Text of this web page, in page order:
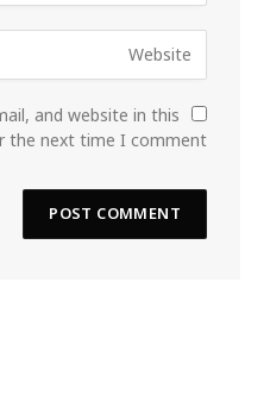
and website in this
the next time I comment.